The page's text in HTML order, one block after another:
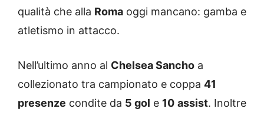
qualità che alla Roma oggi mancano: gamba e
atletismo in attacco.
Nell’ultimo anno al Chelsea Sancho a
collezionato tra campionato e coppa 41
presenze condite da 5 gol e 10 assist. Inoltre